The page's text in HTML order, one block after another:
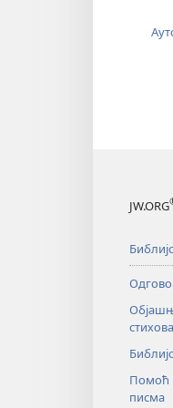
JW.ORG
стихова
Помоћ
писма